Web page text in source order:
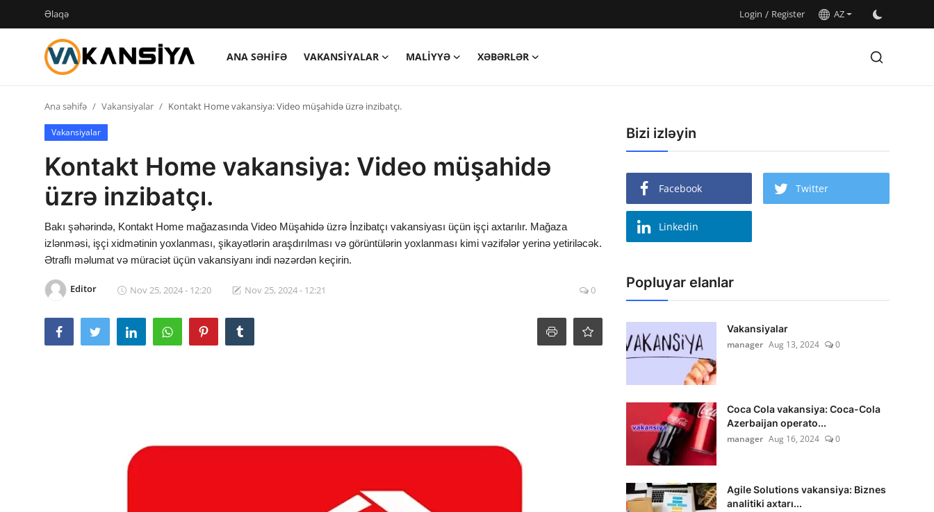
Əlaqə Login / Register AZ
ANA SƏHIFƏ VAKANSIYALAR MALIYYƏ
XƏBƏRLƏR
Login
Maliyyə
Xəbərlər
AZ
Ana səhifə Vakansiyalar Kontakt Home vakansiya: Video müşahidə üzrə inzibatçı.
Vakansiyalar
Kontakt Home vakansiya: Video müşahidə
üzrə inzibatçı.
Bakı şəhərində, Kontakt Home mağazasında Video Müşahidə üzrə İnzibatçı vakansiyası üçün işçi axtarılır. Mağaza
izlənməsi, işçi xidmətinin yoxlanması, şikayətlərin araşdırılması və görüntülərin yoxlanması kimi vəzifələr yerinə yetiriləcək.
Ətraflı məlumat və müraciət üçün vakansiyanı indi nəzərdən keçirin.
Editor Nov 25, 2024 - 12:20 Nov 25, 2024 - 12:21 0
Bizi izləyin
Facebook Twitter
Linkedin
Popluyar elanlar
Vakansiyalar
manager Aug 13, 2024 0
Coca Cola vakansiya: Coca-Cola
Azerbaijan operato...
manager Aug 16, 2024 0
Agile Solutions vakansiya: Biznes
analitiki axtarı...